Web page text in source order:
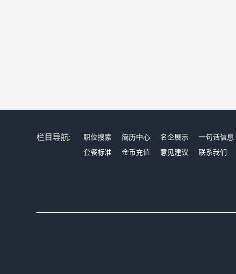
栏目导航: 职位搜索 简历中心 名企展示 一句话信息
套餐标准
金币充值 意见建议 联系我们